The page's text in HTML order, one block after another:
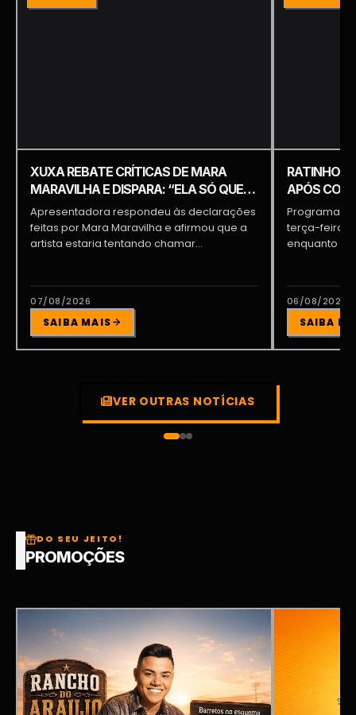
XUXA REBATE CRÍTICAS DE MARA
MARAVILHA E DISPARA: “ELA SÓ QUER
APARECER”
Apresentadora respondeu às declarações
feitas por Mara Maravilha e afirmou que a
artista estaria tentando chamar...
07/08/2026
SAIBA MAIS
RATINHO É
APÓS
PIQUILO
Programa
terça-feira
enquanto a
06/08/2026
SAIBA
VER OUTRAS NOTÍCIAS
DO SEU JEITO!
PROMOÇÕES